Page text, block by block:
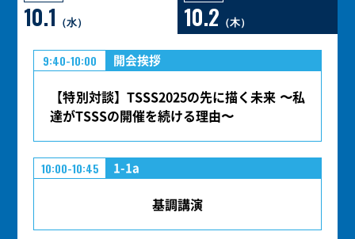
10.1 （水） 10.2 （木）
9:40-10:00 開会挨拶
【特別対談】TSSS2025の先に描く未来 〜私
達がTSSSの開催を続ける理由〜
10:00-10:45 1-1a
基調講演